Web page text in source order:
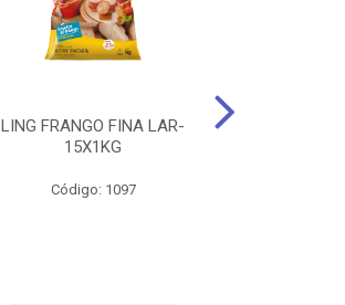
LING FRANGO FINA LAR-
15X1KG
Código: 1097